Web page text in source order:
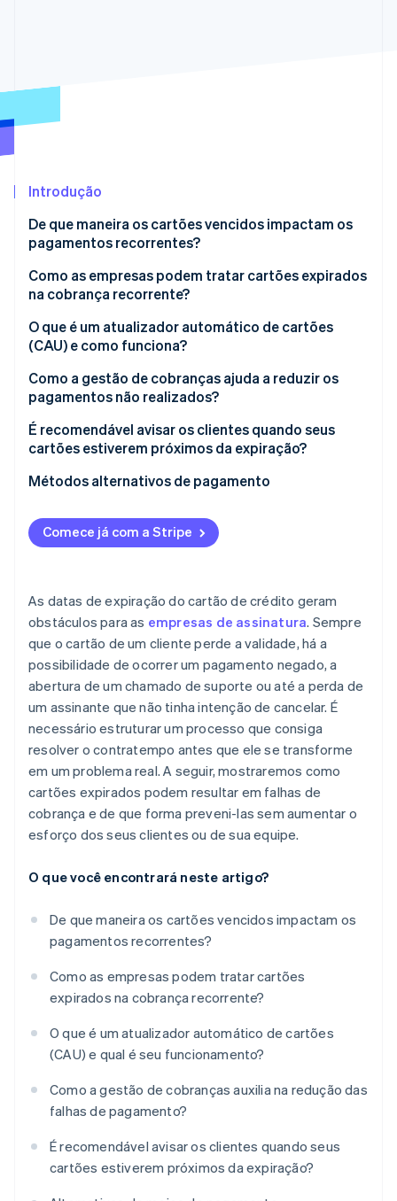
Climate
Verificação de identidade
Stripe Sessions 2026
Veja como a Stripe está construindo a infraestrutura
Assista agora
Introdução
De que maneira os cartões vencidos impactam os
pagamentos recorrentes?
Como as empresas podem tratar cartões expirados
na cobrança recorrente?
Acompanhar os cartões próximos da expiração
Torne simples a atualização
Criar um fluxo de cobrança consistente
Ofereça métodos de pagamento adicionais
Ative o atualizador automático de cartões (CAU)
O que é um atualizador automático de cartões
(CAU) e como funciona?
Como a gestão de cobranças ajuda a reduzir os
pagamentos não realizados?
Novas tentativas de pagamento
Notificações ao cliente
É recomendável avisar os clientes quando seus
cartões estiverem próximos da expiração?
Métodos alternativos de pagamento
Débitos automáticos
Carteiras digitais
Métodos de pagamento alternativos
Formas de pagamento locais
Comece já com a Stripe
As datas de expiração do cartão de crédito geram
obstáculos para as empresas de assinatura. Sempre
que o cartão de um cliente perde a validade, há a
possibilidade de ocorrer um pagamento negado, a
abertura de um chamado de suporte ou até a perda de
um assinante que não tinha intenção de cancelar. É
necessário estruturar um processo que consiga
resolver o contratempo antes que ele se transforme
em um problema real. A seguir, mostraremos como
cartões expirados podem resultar em falhas de
cobrança e de que forma preveni-las sem aumentar o
esforço dos seus clientes ou de sua equipe.
O que você encontrará neste artigo?
De que maneira os cartões vencidos impactam os
pagamentos recorrentes?
Como as empresas podem tratar cartões
expirados na cobrança recorrente?
O que é um atualizador automático de cartões
(CAU) e qual é seu funcionamento?
Como a gestão de cobranças auxilia na redução das
falhas de pagamento?
É recomendável avisar os clientes quando seus
cartões estiverem próximos da expiração?